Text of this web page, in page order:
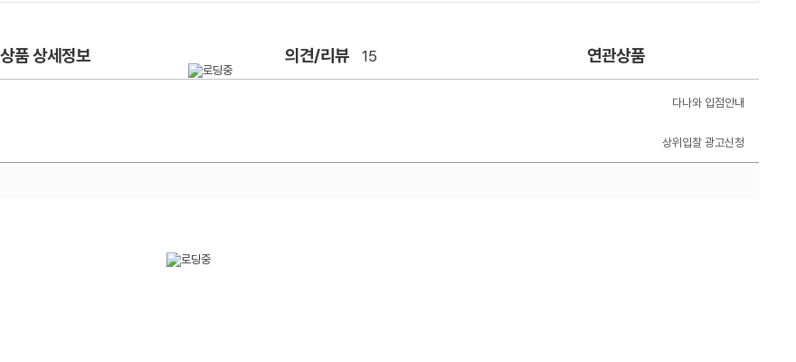
상품 상세정보 의견/리뷰 15 연관상품
다나와 입점안내
상위입찰 광고신청